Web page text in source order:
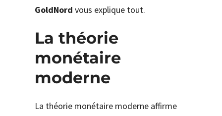
GoldNord vous explique tout.
La théorie
monétaire
moderne
La théorie monétaire moderne affirme